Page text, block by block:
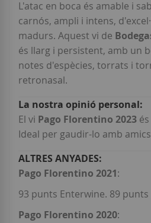
L'atac en boca és amable i
carnós, ampli i intens,
madurs. Aquest vi de
és llarg i persistent, amb un
notes d'espècies, torrats i
retronasal.
El vi Pago Florentino 2023
Ideal per gaudir-lo amb
Pago Florentino 2021:
93 punts Enterwine. 89 punts
Pago Florentino 2020: